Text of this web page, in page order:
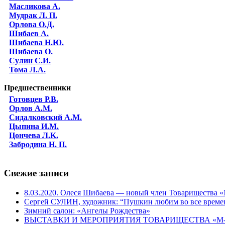
Масликова А.
Мудрак Л. П.
Орлова О.Д.
Шибаев А.
Шибаева Н.Ю.
Шибаева O.
Сулин С.И.
Тома Л.А.
Предшественники
Готовцев Р.В.
Орлов А.М.
Сидалковский А.М.
Цыпина И.М.
Цончева Л.K.
Забродина Н. П.
Свежие записи
8.03.2020. Олеся Шибаева — новый член Товарищества
Сергей СУЛИН, художник: “Пушкин любим во все
Зимний салон: «Ангелы Рождества»
ВЫСТАВКИ И МЕРОПРИЯТИЯ ТОВАРИЩЕСТВА «М-